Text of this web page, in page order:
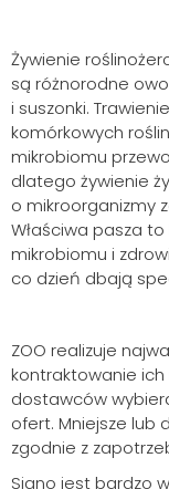
Żywienie
są różnorodne
i suszonki.
komórkowych
mikrobiomu
dlatego żywienie
o mikroorganizmy
Właściwa pasza
mikrobiomu i
co dzień dbają
ZOO realizuje
kontraktowanie ich
dostawców
ofert. Mniejsze lub
zgodnie z
Siano jest bardzo